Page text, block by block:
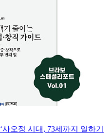
사오정 시대, 73세까지 일하기